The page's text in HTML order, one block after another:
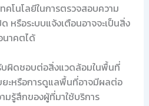
ทคโนโลยีในการตรวจสอบความ
หรือระบบแจ้งเตือนอาจจะเป็นสิ่ง
าคตได้
บผิดชอบต่อสิ่งแวดล้อมในพื้นที่
ยะหรือการดูแลพื้นที่อาจมีผลต่อ
รู้สึกของผู้ที่มาใช้บริการ